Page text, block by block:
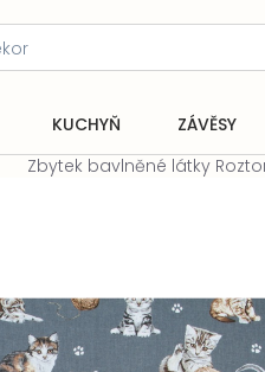
KUCHYŇ ZÁVĚSY
Zbytek bavlněné látky